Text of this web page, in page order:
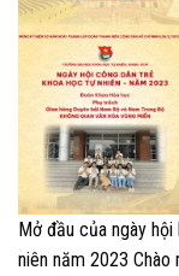
Mở đầu của ngày
niên năm 2023